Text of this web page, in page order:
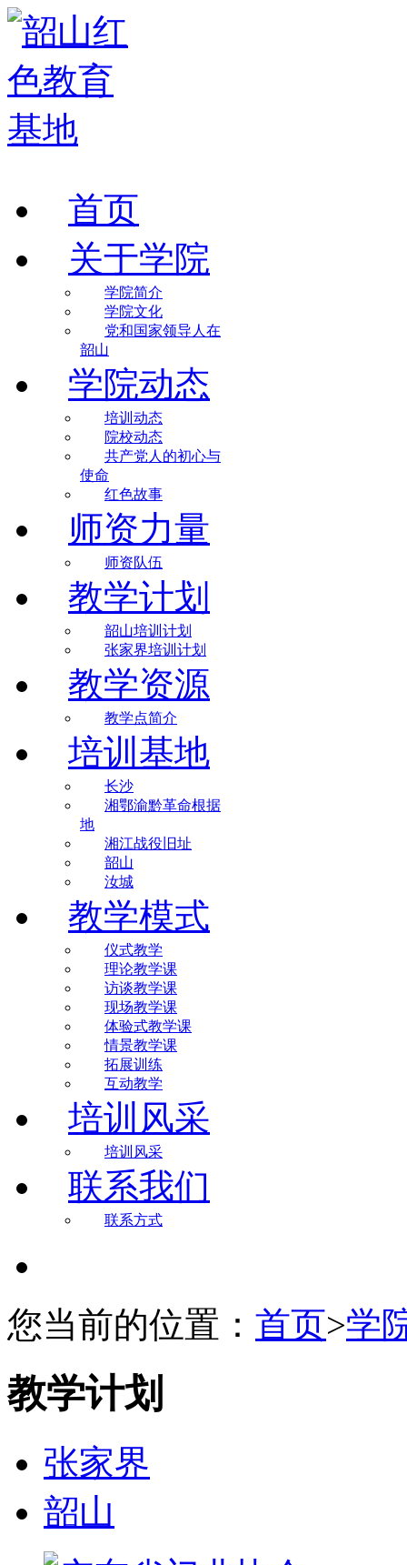
首页
关于学院
学院简介
学院文化
党和国家领导人在
韶山
学院动态
培训动态
院校动态
共产党人的初心与
使命
红色故事
师资力量
师资队伍
教学计划
韶山培训计划
张家界培训计划
教学资源
教学点简介
培训基地
长沙
湘鄂渝黔革命根据
地
湘江战役旧址
韶山
汝城
教学模式
仪式教学
理论教学课
访谈教学课
现场教学课
体验式教学课
情景教学课
拓展训练
互动教学
培训风采
培训风采
联系我们
联系方式
您当前的位置： 首页>学
教学计划
张家界
韶山